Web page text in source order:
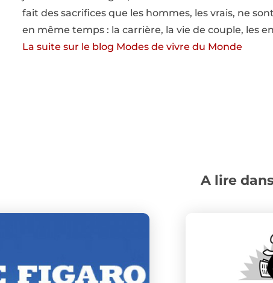
fait des sacrifices que les hommes, les vrais, ne
en même temps : la carrière, la vie de couple, les
La suite sur le blog Modes de vivre du Monde
A lire